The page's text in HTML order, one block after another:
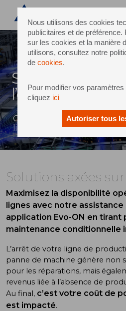
Nous utilisons des cookies
publicitaires et de préférence.
sur les cookies et la manière
utilisons, consultez notre
de cookies.
Pour modifier vos
cliquez ici
Autoriser tous
Solutions axées
l’entretien
Garantissez le
lignes
Solutions axées
Maximisez la disponibilité
lignes avec notre
application Evo-ON en
maintenance conditionnelle
L’arrêt de votre ligne de
panne de machine génère non
pour les réparations, mais
revenus liée à l’absence de
Au final, c’est votre coût de
est impacté.